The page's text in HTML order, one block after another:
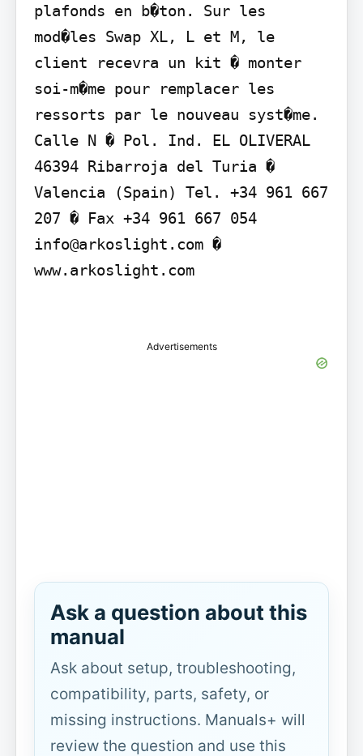
plafonds en b�ton. Sur les
mod�les Swap XL, L et M, le
client recevra un kit � monter
soi-m�me pour remplacer les
ressorts par le nouveau syst�me.
Calle N � Pol. Ind. EL OLIVERAL
46394 Ribarroja del Turia �
Valencia (Spain) Tel. +34 961 667
207 � Fax +34 961 667 054
info@arkoslight.com �
www.arkoslight.com
Advertisements
Ask a question about this
manual
Ask about setup, troubleshooting,
compatibility, parts, safety, or
missing instructions. Manuals+ will
review the question and use this